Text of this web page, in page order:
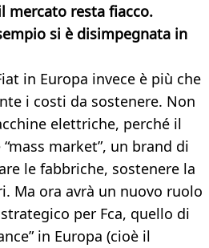
mercato resta fiacco.
si è disimpegnata in
in Europa invece è più che
i costi da sostenere. Non
elettriche, perché il
market”, un brand di
le fabbriche, sostenere la
Ma ora avrà un nuovo ruolo
per Fca, quello di
in Europa (cioè il